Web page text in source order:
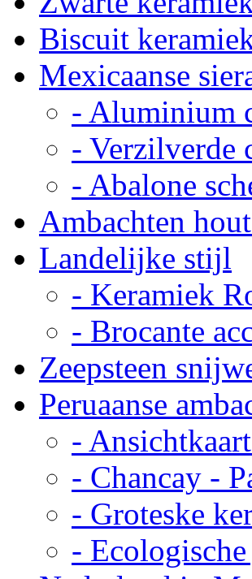
Biscuit
Mexicaanse
- Aluminium
- Verzilverde
- Abalone
Ambachten
Landelijke stijl
- Keramiek
- Brocante
Zeepsteen
Peruaanse
-
- Chancay -
- Groteske
-